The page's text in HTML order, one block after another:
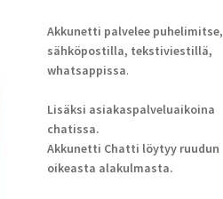
Akkunetti palvelee puhelimitse,
sähköpostilla, tekstiviestillä,
whatsappissa.
Lisäksi asiakaspalveluaikoina
chatissa.
Akkunetti Chatti löytyy ruudun
oikeasta alakulmasta.